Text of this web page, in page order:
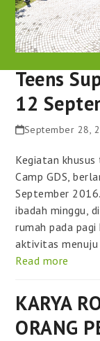
Teens
12
September 28,
Kegiatan
Camp GDS,
September
ibadah minggu,
rumah pada
aktivitas
Read more
KARYA
ORANG